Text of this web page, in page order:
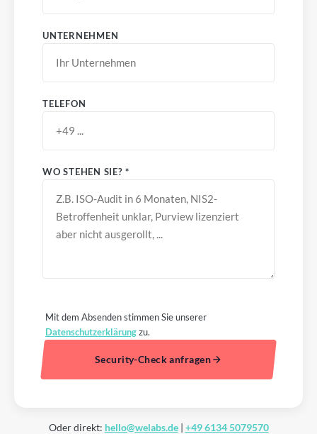
UNTERNEHMEN
TELEFON
WO STEHEN SIE? *
Mit dem Absenden stimmen Sie unserer
Datenschutzerklärungzu.
Security-Check anfragen
Oder direkt: hello@welabs.de| +49 6134 5079570